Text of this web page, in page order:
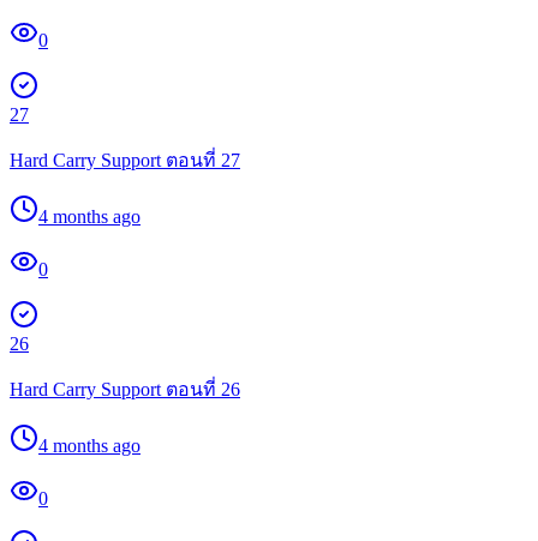
0
27
Hard Carry Support ตอนที่ 27
4 months ago
0
26
Hard Carry Support ตอนที่ 26
4 months ago
0